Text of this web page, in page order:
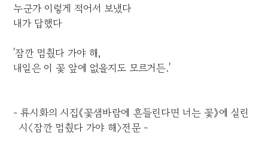
누군가 이렇게 적어서 보냈다
내가 답했다
'잠깐 멈췄다 가야 해,
내일은 이 꽃 앞에 없을지도 모르거든.'
- 류시화의 시집《꽃샘바람에 흔들린다면 너는 꽃》에 실린
시〈잠깐 멈췄다 가야 해〉전문 -